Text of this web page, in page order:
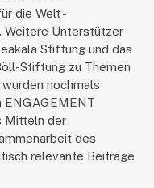
die Welt -
Weitere Unterstützer
Stiftung und das
Stiftung zu Themen
nochmals
Mitteln der
des
relevante Beiträge